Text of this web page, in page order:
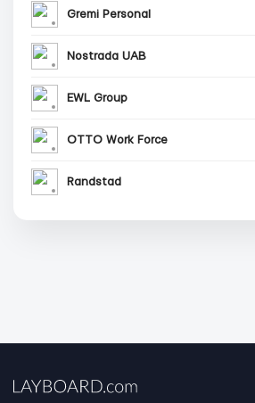
Gremi Personal
Nostrada UAB
EWL Group
OTTO Work Force
Randstad